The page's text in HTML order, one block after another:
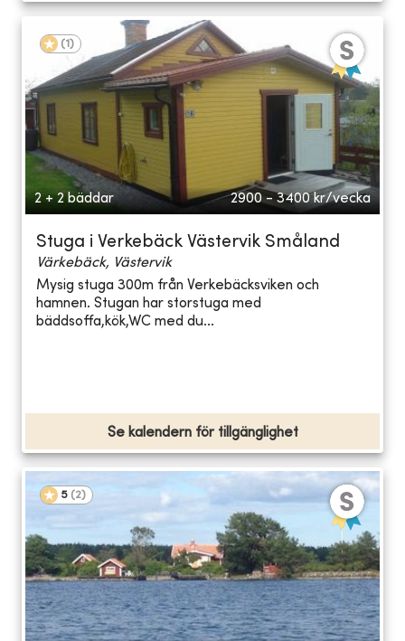
(1 )
2 + 2 bäddar 2900 - 3400 kr/vecka
Stuga i Verkebäck Västervik Småland
Värkebäck, Västervik
Mysig stuga 300m från Verkebäcksviken och
hamnen. Stugan har storstuga med
bäddsoffa,kök,WC med du...
Se kalendern för tillgänglighet
5 (2)